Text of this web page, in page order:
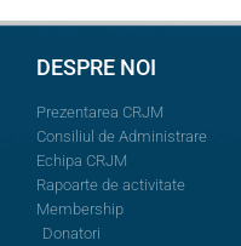
DESPRE NOI
Prezentarea CRJM
Consiliul de Administrare
Echipa CRJM
Rapoarte de activitate
Membership
Donatori